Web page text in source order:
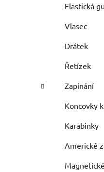
Elastická
Vlasec
Drátek
Řetízek
Zapínání
Koncovky
Karabinky
Americké